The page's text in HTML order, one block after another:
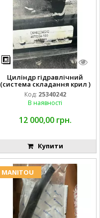
Циліндр гідравлічний
(система складання крил )
Код: 25340242
В наявності
12 000,00 грн.
Купити
MANITOU